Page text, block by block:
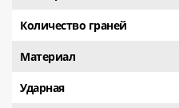
Количество граней
Материал
Ударная